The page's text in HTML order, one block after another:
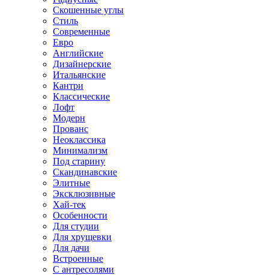
Скошенные углы
Стиль
Современные
Евро
Английские
Дизайнерские
Итальянские
Кантри
Классические
Лофт
Модерн
Прованс
Неоклассика
Минимализм
Под старину
Скандинавские
Элитные
Эксклюзивные
Хай-тек
Особенности
Для студии
Для хрущевки
Для дачи
Встроенные
С антресолями